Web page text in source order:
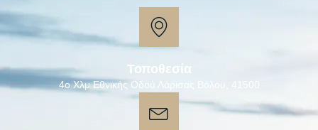
Τοποθεσία
4ο Χλμ Εθνικής Οδού Λάρισας Βόλου, 41500